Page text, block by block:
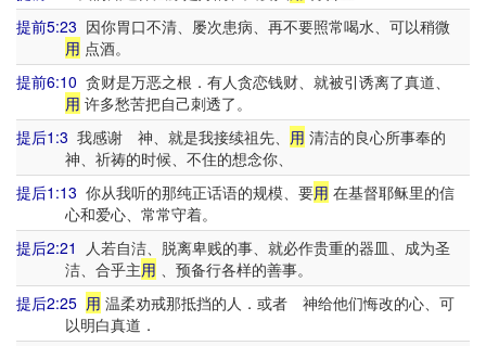
提前5:23 因你胃口不清、屡次患病、再不要照常喝水、可以稍微
用 点酒。
提前6:10 贪财是万恶之根．有人贪恋钱财、就被引诱离了真道、
用 许多愁苦把自己刺透了。
提后1:3 我感谢 神、就是我接续祖先、 用 清洁的良心所事奉的
神、祈祷的时候、不住的想念你、
提后1:13 你从我听的那纯正话语的规模、要用 在基督耶稣里的信
心和爱心、常常守着。
提后2:21
人若自洁、脱离卑贱的事、就必作贵重的器皿、成为圣
洁、合乎主用 、预备行各样的善事。
提后2:25 用 温柔劝戒那抵挡的人．或者 神给他们悔改的心、可
以明白真道．